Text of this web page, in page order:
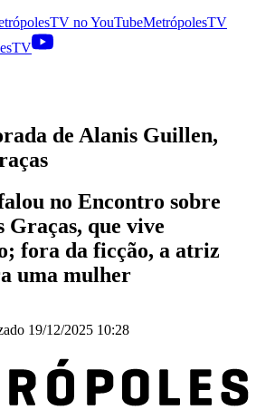
noYouTubeMetrópolesTV
de Alanis Guillen,
no Encontro sobre
Graças, que vive
fora da ficção, a atriz
uma mulher
19/12/2025 10:28